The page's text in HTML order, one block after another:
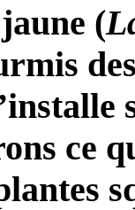
(
ce